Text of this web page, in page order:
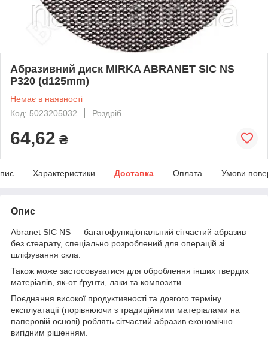
Абразивний диск MIRKA ABRANET SIC NS
P320 (d125mm)
Немає в наявності
Код: 5023205032
Роздріб
64,62 ₴
Характеристики Доставка Оплата Умови
Опис
Abranet SIC NS — багатофункціональний сітчастий абразив
без стеарату, спеціально розроблений для операцій зі
шліфування скла.
Також може застосовуватися для оброблення інших твердих
матеріалів, як-от ґрунти, лаки та композити.
Поєднання високої продуктивності та довгого терміну
експлуатації (порівнюючи з традиційними матеріалами на
паперовій основі) роблять сітчастий абразив економічно
вигідним рішенням.